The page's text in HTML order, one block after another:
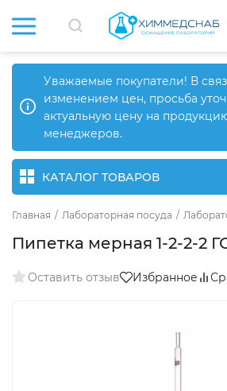
Уважаемые покупатели! В
изменением цен, просьба
актуальную цену на
менеджеров.
КАТАЛОГ ТОВАРОВ
Главная / Лабораторная посуда /
Пипетка мерная 1-2-2-2
Оставить отзыв Избранное